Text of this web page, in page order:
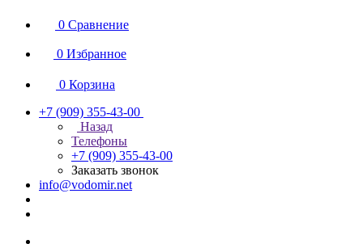
0 Сравнение
0 Избранное
0 Корзина
+7 (909) 355-43-00
Назад
Телефоны
+7 (909) 355-43-00
Заказать звонок
info@vodomir.net